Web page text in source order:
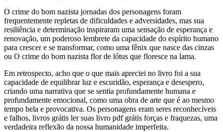
O crime do bom nazista jornadas dos personagens foram
frequentemente repletas de dificuldades e adversidades, mas sua
resiliência e determinação inspiraram uma sensação de esperança e
renovação, um poderoso lembrete da capacidade do espírito humano
para crescer e se transformar, como uma fênix que nasce das cinzas
ou O crime do bom nazista flor de lótus que floresce na lama.
Em retrospecto, acho que o que mais apreciei no livro foi a sua
capacidade de equilibrar luz e escuridão, esperança e desespero,
criando uma narrativa que se sentia profundamente humana e
profundamente emocional, como uma obra de arte que é ao mesmo
tempo bela e provocativa. Os personagens eram seres reconhecíveis
e falhos, livros grátis ler suas livro pdf grátis forças e fraquezas, uma
verdadeira reflexão da nossa humanidade imperfeita.